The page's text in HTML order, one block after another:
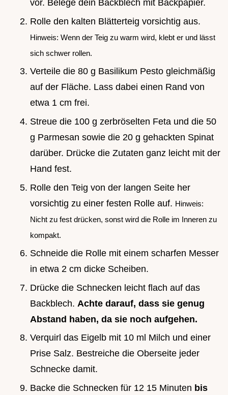
vor. Belege dein Backblech mit Backpapier.
Rolle den kalten Blätterteig vorsichtig aus.
Hinweis: Wenn der Teig zu warm wird, klebt er und lässt
sich schwer rollen.
Verteile die 80 g Basilikum Pesto gleichmäßig
auf der Fläche. Lass dabei einen Rand von
etwa 1 cm frei.
Streue die 100 g zerbröselten Feta und die 50
g Parmesan sowie die 20 g gehackten Spinat
darüber. Drücke die Zutaten ganz leicht mit der
Hand fest.
Rolle den Teig von der langen Seite her
vorsichtig zu einer festen Rolle auf. Hinweis:
Nicht zu fest drücken, sonst wird die Rolle im Inneren zu
kompakt.
Schneide die Rolle mit einem scharfen Messer
in etwa 2 cm dicke Scheiben.
Drücke die Schnecken leicht flach auf das
Backblech. Achte darauf, dass sie genug
Abstand haben, da sie noch aufgehen.
Verquirl das Eigelb mit 10 ml Milch und einer
Prise Salz. Bestreiche die Oberseite jeder
Schnecke damit.
Backe die Schnecken für 12 15 Minuten bis